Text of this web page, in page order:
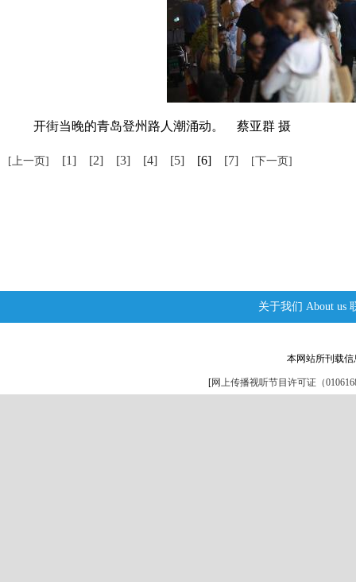
开街当晚的青岛登州路人潮涌动。 蔡亚群 摄
[上一页] [1] [2] [3] [4] [5] [6] [7] [下一页]
关于我们 About us
本网站所刊载
[网上传播视听节目许可证（